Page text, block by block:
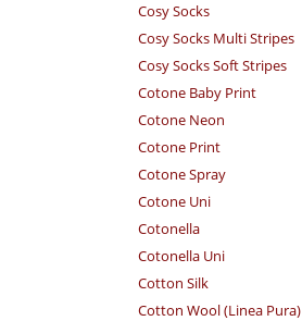
Cosy Socks
Cosy Socks Multi Stripes
Cosy Socks Soft Stripes
Cotone Baby Print
Cotone Neon
Cotone Print
Cotone Spray
Cotone Uni
Cotonella
Cotonella Uni
Cotton Silk
Cotton Wool (Linea Pura)